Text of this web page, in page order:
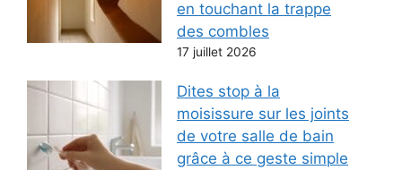
en touchant la trappe
des combles
17 juillet 2026
Dites stop à la
moisissure sur les joints
de votre salle de bain
grâce à ce geste simple